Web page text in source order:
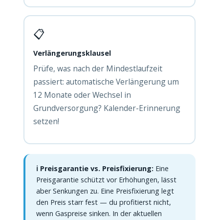
📋
Verlängerungsklausel
Prüfe, was nach der Mindestlaufzeit
passiert: automatische Verlängerung um
12 Monate oder Wechsel in
Grundversorgung? Kalender-Erinnerung
setzen!
ℹ️ Preisgarantie vs. Preisfixierung: Eine
Preisgarantie schützt vor Erhöhungen, lässt
aber Senkungen zu. Eine Preisfixierung legt
den Preis starr fest — du profitierst nicht,
wenn Gaspreise sinken. In der aktuellen